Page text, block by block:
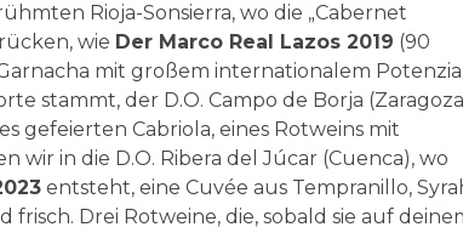
Rioja-Sonsierra, wo die „Cabernet
wie Der Marco Real Lazos 2019 (90
mit großem internationalem
stammt, der D.O. Campo de Borja
gefeierten Cabriola, eines Rotweins mit
wir in die D.O. Ribera del Júcar (Cuenca), wo
entsteht, eine Cuvée aus Tempranillo,
Drei Rotweine, die, sobald sie auf